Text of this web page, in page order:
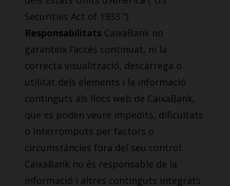
Securities Act of 1933 ”).
Responsabilitats CaixaBank no
garanteix l’accés continuat, ni la
correcta visualització, descàrrega o
utilitat dels elements i la informació
continguts als llocs web de CaixaBank,
que es poden veure impedits, dificultats
o interromputs per factors o
circumstàncies fora del seu control.
CaixaBank no és responsable de la
informació i altres continguts integrats